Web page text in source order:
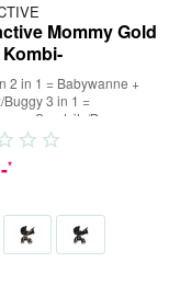
Mommy Gold
2 in 1 = Babywanne +
Buggy 3 in 1 =
+ Sportsitz/Buggy +
(inkl. Adapter) 4 in...
*